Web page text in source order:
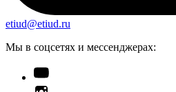
etiud@etiud.ru
Мы в соцсетях и мессенджерах: